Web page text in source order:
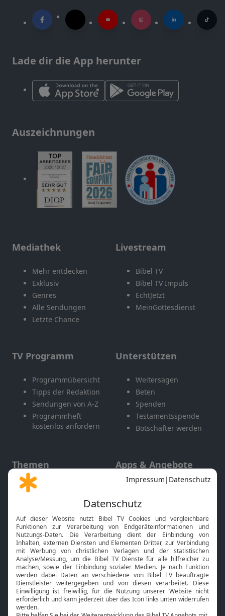
Lade dir die App herunter
Auszeichnungen
Mediathek
Mehr entdecken
Exklusiv
Genres
Alle Sendungen
Letzte Chance
Livestream
Bibel TV
Bibel TV Impuls
EchtJetzt
MeinGottesdienst
TV Programm
Programmübersicht
Tipps der Redaktion
Sendungen von A-Z
Programmheft
kostenlos anfordern
Unterstützen
Weitersagen
Beten
Spenden
Testamentsspende
Botschafter werden
Themen
Gott und Bibel erklärt
Neuigkeiten
Apps & Angebote
Mobile App
Smart TV
HbbTV
Bibelthek Online-Bibel
Nächster Gottesdienst
Bibel TV Service